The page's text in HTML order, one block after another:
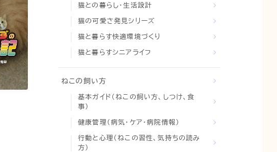
猫との暮らし・生活設計
猫の可愛さ発見シリーズ
猫と暮らす快適環境づくり
猫と暮らすシニアライフ
ねこの飼い方
基本ガイド（ねこの飼い方、しつけ、食
事）
健康管理（病気・ケア・病院情報）
行動と心理（ねこの習性、気持ちの読み
方）